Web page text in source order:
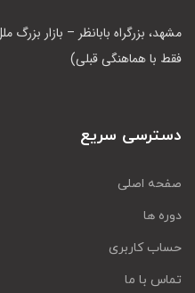
فقط با هماهنگی قبلی)
دسترسی سریع
صفحه اصلی
دوره ها
حساب کاربری
تماس با ما